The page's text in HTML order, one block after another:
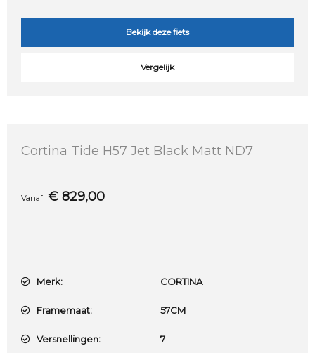
Bekijk deze fiets
Vergelijk
Cortina Tide H57 Jet Black Matt ND7
Vanaf € 829,00
Merk: CORTINA
Framemaat: 57CM
Versnellingen: 7